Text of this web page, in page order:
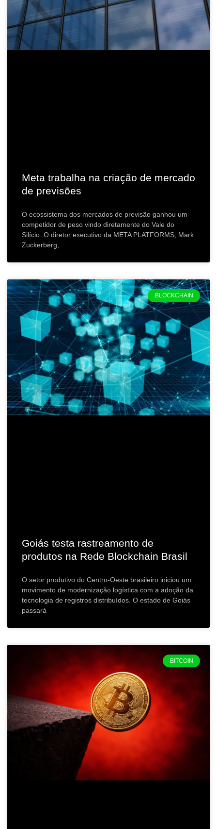
Meta trabalha na criação de mercado
de previsões
O ecossistema dos mercados de previsão ganhou um
competidor de peso vindo diretamente do Vale do
Silício. O diretor executivo da META PLATFORMS, Mark
Zuckerberg,
BLOCKCHAIN
Goiás testa rastreamento de
produtos na Rede Blockchain Brasil
O setor produtivo do Centro-Oeste brasileiro iniciou um
movimento de modernização logística com a adoção da
tecnologia de registros distribuídos. O estado de Goiás
passará
BITCOIN